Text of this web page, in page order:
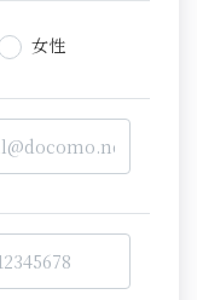
女性